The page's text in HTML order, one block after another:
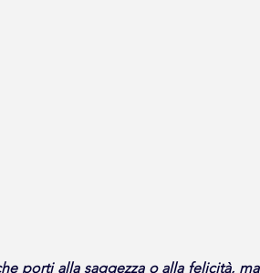
porti alla saggezza o alla felicità, ma